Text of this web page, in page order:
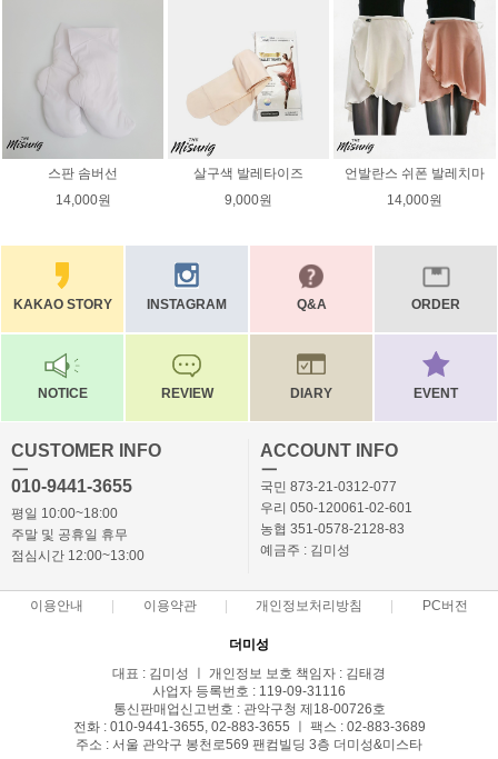
스판 솜버선
14,000원
살구색 발레타이즈
9,000원
언발란스 쉬폰 발레치마
14,000원
KAKAO STORY INSTAGRAM Q&A ORDER
NOTICE REVIEW DIARY EVENT
CUSTOMER INFO
ㅡ
010-9441-3655
평일 10:00~18:00
주말 및 공휴일 휴무
점심시간 12:00~13:00
ACCOUNT INFO
ㅡ
국민 873-21-0312-077
우리 050-120061-02-601
농협 351-0578-2128-83
예금주 : 김미성
이용안내 이용약관 개인정보처리방침 PC버전
더미성
대표 : 김미성 ㅣ 개인정보 보호 책임자 : 김태경
사업자 등록번호 : 119-09-31116
통신판매업신고번호 : 관악구청 제18-00726호
전화 : 010-9441-3655, 02-883-3655 ㅣ 팩스 : 02-883-3689
주소 : 서울 관악구 봉천로569 팬컴빌딩 3층 더미성&미스타